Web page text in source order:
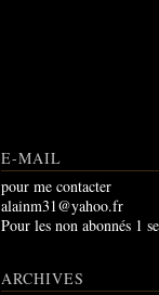
E-MAIL
pour me contacter
alainm31@yahoo.fr
Pour les non abonnés 1
ARCHIVES